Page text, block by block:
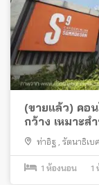
(ขายแล้ว) คอ
กว้าง เหมาะส
ท่าอิฐ รัตนาธิเบ
1 ห้องนอน 1